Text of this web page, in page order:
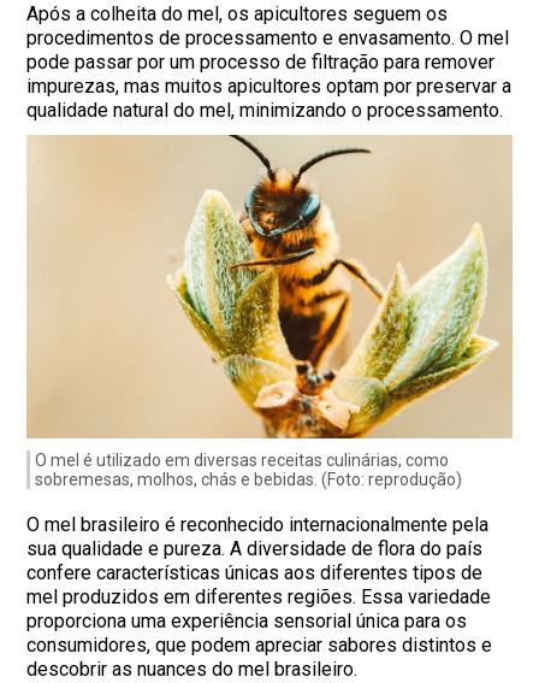
Após a colheita do mel, os apicultores seguem os
procedimentos de processamento e envasamento. O mel
pode passar por um processo de filtração para remover
impurezas, mas muitos apicultores optam por preservar a
qualidade natural do mel, minimizando o processamento.
O mel é utilizado em diversas receitas culinárias, como
sobremesas, molhos, chás e bebidas. (Foto: reprodução)
O mel brasileiro é reconhecido internacionalmente pela
sua qualidade e pureza. A diversidade de flora do país
confere características únicas aos diferentes tipos de
mel produzidos em diferentes regiões. Essa variedade
proporciona uma experiência sensorial única para os
consumidores, que podem apreciar sabores distintos e
descobrir as nuances do mel brasileiro.